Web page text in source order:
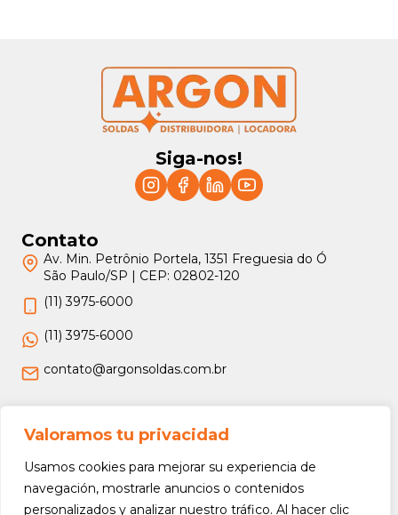
Valoramos tu privacidad
Usamos cookies para mejorar su experiencia de
navegación, mostrarle anuncios o contenidos
personalizados y analizar nuestro tráfico. Al hacer clic
Siga-nos!
Contato
Av. Min. Petrônio Portela, 1351 Freguesia do Ó
São Paulo/SP | CEP: 02802-120
(11) 3975-6000
(11) 3975-6000
contato@argonsoldas.com.br
Jurídico
Termos e Condições
Política de Privacidade
Política de Devolução e Reembolso